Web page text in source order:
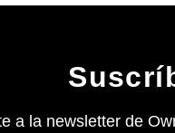
a la newsletter de